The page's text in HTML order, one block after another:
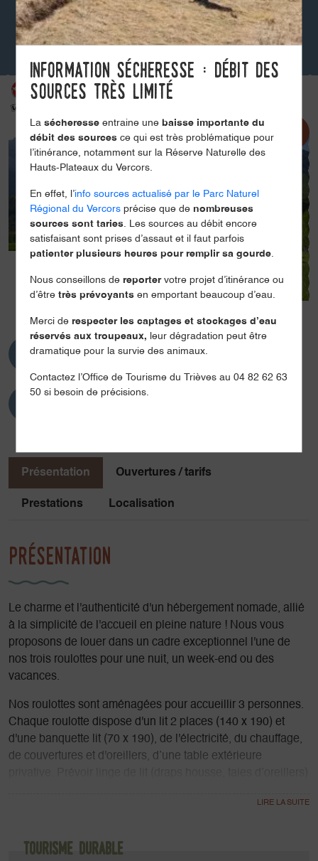
3 personnes
Présentation Ouvertures / tarifs
Prestations Localisation
Présentation
Le charme et l'authenticité d'un hébergement nomade, allié
à la simplicité de l'accueil en pleine nature ! Nous vous
proposons de louer dans un cadre exceptionnel l'une de
nos trois roulottes pour une nuit, un week-end ou des
vacances.
Nos roulottes sont aménagées pour accueillir 3 personnes.
Chaque roulotte dispose d'un lit 2 places (140 x 190) et
d'une banquette lit (70 x 190), de l'électricité, du chauffage,
de couvertures et d'oreillers, d’une table extérieure
sanitaires, salle commune avec cuisine équipée, canapés,
Tourisme durable
Information sécheresse : débit des
sources très limité
Lasécheresse entraine une baisse importante du
débit des sources ce qui est très problématique pour
l’itinérance, notamment sur la Réserve Naturelle des
Hauts-Plateaux du Vercors.
En effet, l’info sources actualisé par le Parc Naturel
Régional du Vercors précise que de nombreuses
sources sont taries. Les sources au débit encore
satisfaisant sont prises d’assaut et il faut parfois
patienter plusieurs heures pour remplir sa gourde.
Nous conseillons de reportervotre projet d’itinérance ou
d’êtretrès prévoyants en emportant beaucoup d’eau.
Merci de respecter les captages et stockages d’eau
réservés aux troupeaux, leur dégradation peut être
dramatique pour la survie des animaux.
Contactez l’Office de Tourisme du Trièves au 04 82 62 63
50 si besoin de précisions.